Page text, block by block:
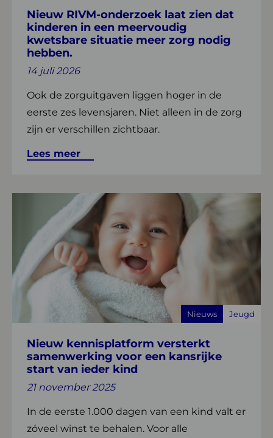
Nieuw RIVM-onderzoek laat zien dat
kinderen in een meervoudig
kwetsbare situatie meer zorg nodig
hebben.
14 juli 2026
Ook de zorguitgaven liggen hoger in de
eerste zes levensjaren. Niet alleen in de zorg
zijn er verschillen zichtbaar.
Lees meer
een
meervoudig
kwetsbare
situatie
meer
nodig
hebben.
Nieuw kennisplatform versterkt
samenwerking voor een kansrijke
start van ieder kind
21 november 2025
In de eerste 1.000 dagen van een kind valt er
zóveel winst te behalen. Voor alle
Nieuws Jeugd
Nieuw
kennisplatform
versterkt
samenwerking
voor
start
van
ieder
kind